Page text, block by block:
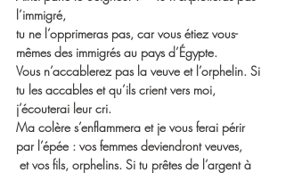
l’immigré,
tu ne l’opprimeras pas, car vous étiez vous-
mêmes des immigrés au pays d’Égypte.
Vous n’accablerez pas la veuve et l’orphelin. Si
tu les accables et qu’ils crient vers moi,
j’écouterai leur cri.
Ma colère s’enflammera et je vous ferai périr
par l’épée : vos femmes deviendront veuves,